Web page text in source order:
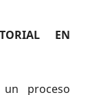
EN
proceso